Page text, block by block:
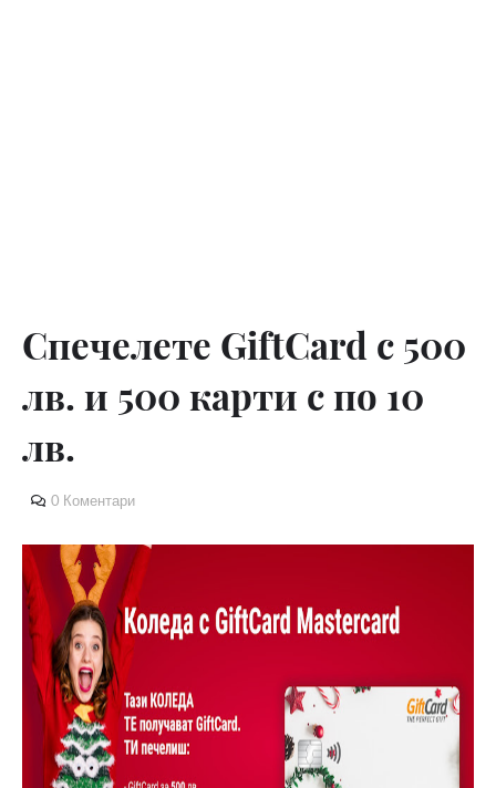
Спечелете GiftCard с 500
лв. и 500 карти с по 10
лв.
0 Коментари